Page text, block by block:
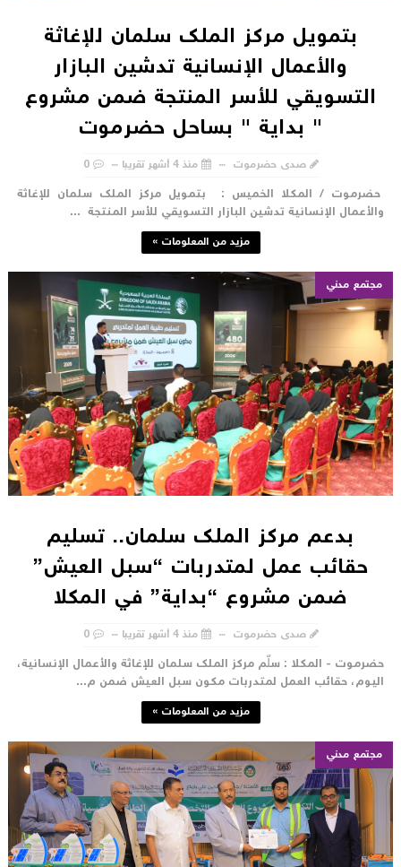
بتمويل مركز الملك سلمان للإغاثة
والأعمال الإنسانية تدشين البازار
التسويقي للأسر المنتجة ضمن مشروع
" بداية " بساحل حضرموت
صدى حضرموت منذ 4 أشهر تقريبا 0
/ المكلا الخميس : بتمويل مركز الملك سلمان للإغاثة
الإنسانية تدشين البازار التسويقي للأسر المنتجة ...
مزيد من المعلومات »
مجتمع مدني
بدعم مركز الملك سلمان.. تسليم
حقائب عمل لمتدربات “سبل العيش”
ضمن مشروع “بداية” في المكلا
صدى حضرموت منذ 4 أشهر تقريبا 0
- المكلا : سلّم مركز الملك سلمان للإغاثة والأعمال الإنسانية،
حقائب العمل لمتدربات مكون سبل العيش ضمن م...
مزيد من المعلومات »
مجتمع مدني